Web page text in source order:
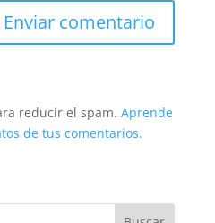
reducir el spam. Aprende
de tus comentarios.